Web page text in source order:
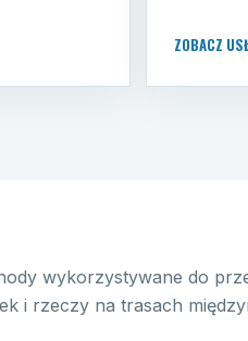
ZOBACZ
wykorzystywane do
i rzeczy na trasach